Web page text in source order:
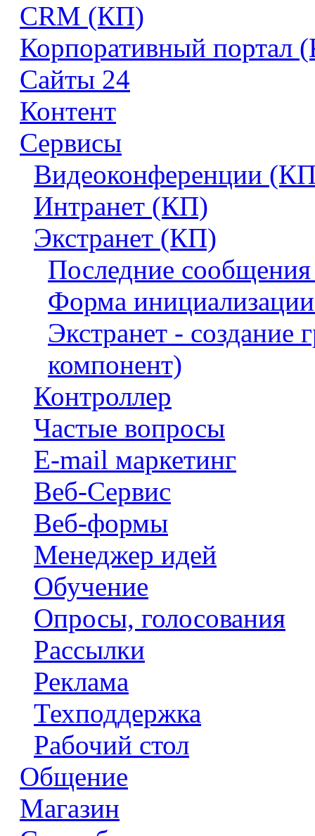
CRM (КП)
Корпоративный портал
Сайты 24
Контент
Сервисы
Видеоконференции
Интранет (КП)
Экстранет (КП)
Последние сообщения
Форма
Экстранет -
компонент)
Контроллер
Частые вопросы
E-mail маркетинг
Веб-Сервис
Веб-формы
Менеджер идей
Обучение
Опросы, голосования
Рассылки
Реклама
Техподдержка
Рабочий стол
Общение
Магазин